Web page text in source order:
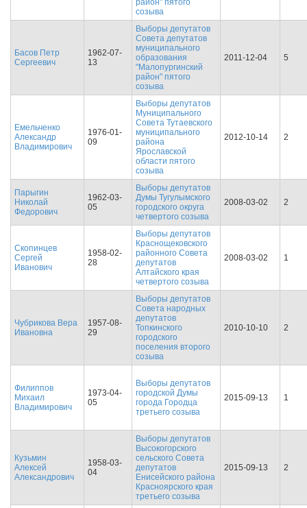
район" пятого
созыва
Басов Петр
Сергеевич
1962-07-
13
Выборы депутатов
Совета депутатов
муниципального
образования
"Малопургинский
район" пятого
созыва
2011-12-04 5
Емельченко
Александр
Владимирович
1976-01-
09
Выборы депутатов
Муниципального
Совета Тутаевского
муниципального
района
Ярославской
области пятого
созыва
2012-10-14 2
Парыгин
Николай
Федорович
1962-03-
05
Выборы депутатов
Думы Тугулымского
городского округа
четвертого созыва
2008-03-02 2
Скопинцев
Сергей
Иванович
1958-02-
28
Выборы депутатов
Краснощековского
районного Совета
депутатов
Алтайского края
четвертого созыва
2008-03-02 1
Чубрикова Вера
Ивановна
1957-08-
29
Выборы депутатов
Совета народных
депутатов
Топкинского
городского
поселения второго
созыва
2010-10-10 2
Филиппов
Михаил
Владимирович
1973-04-
05
Выборы депутатов
городской Думы
города Городца
третьего созыва
2015-09-13 1
Кузьмин
Алексей
Александрович
1958-03-
04
Выборы депутатов
Высокогорского
сельского Совета
депутатов
Енисейского района
Красноярского края
третьего созыва
2015-09-13 2